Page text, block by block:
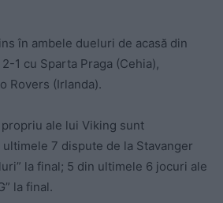
în ambele dueluri de acasă din
1 cu Sparta Praga (Cehia),
Rovers (Irlanda).
ale lui Viking sunt
7 dispute de la Stavanger
la final; 5 din ultimele 6 jocuri ale
la final.